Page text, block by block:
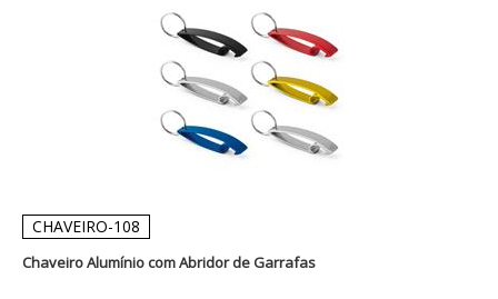
CHAVEIRO-108
Chaveiro Alumínio com Abridor de Garrafas